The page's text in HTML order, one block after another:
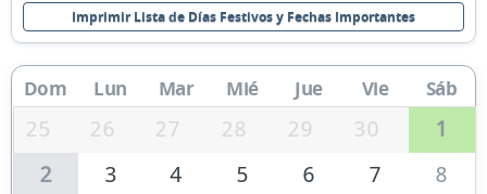
Imprimir Lista de Días Festivos y Fechas Importantes
Dom Lun Mar Mié Jue Vie Sáb
25 26 27 28 29 30
1
2
3 4 5 6 7
8